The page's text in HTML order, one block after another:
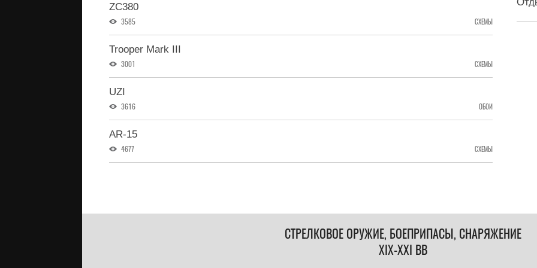
ZC380
3585 СХЕМЫ
Trooper Mark III
3001 СХЕМЫ
UZI
3616 ОБОИ
AR-15
4677 СХЕМЫ
СТРЕЛКОВОЕ ОРУЖИЕ, БОЕПРИПАСЫ, СНАРЯЖЕНИЕ
XIX-XXI ВВ